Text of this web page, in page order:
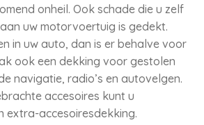
onheil. Ook schade die u zelf
uw motorvoertuig is gedekt.
in uw auto, dan is er behalve voor
ook een dekking voor gestolen
navigatie, radio’s en autovelgen.
accesoires kunt u
extra-accesoiresdekking.